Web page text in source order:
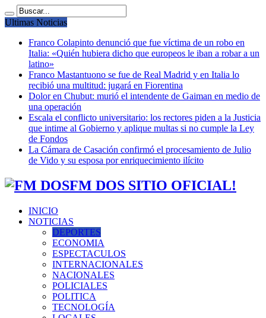
Ultimas Noticias
Franco Colapinto denunció que fue víctima de un robo en
Italia: «Quién hubiera dicho que europeos le iban a robar a un
latino»
Franco Mastantuono se fue de Real Madrid y en Italia lo
recibió una multitud: jugará en Fiorentina
Dolor en Chubut: murió el intendente de Gaiman en medio de
una operación
Escala el conflicto universitario: los rectores piden a la Justicia
que intime al Gobierno y aplique multas si no cumple la Ley
de Fondos
La Cámara de Casación confirmó el procesamiento de Julio
de Vido y su esposa por enriquecimiento ilícito
FM DOS SITIO OFICIAL!
INICIO
NOTICIAS
DEPORTES
ECONOMIA
ESPECTACULOS
INTERNACIONALES
NACIONALES
POLICIALES
POLITICA
TECNOLOGÍA